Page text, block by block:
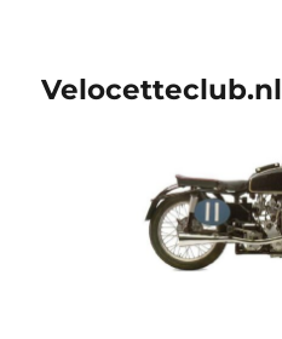
Velocetteclub.nl